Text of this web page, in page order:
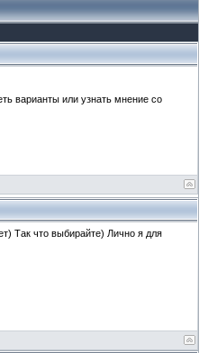
варианты или узнать мнение со
Так что выбирайте) Лично я для